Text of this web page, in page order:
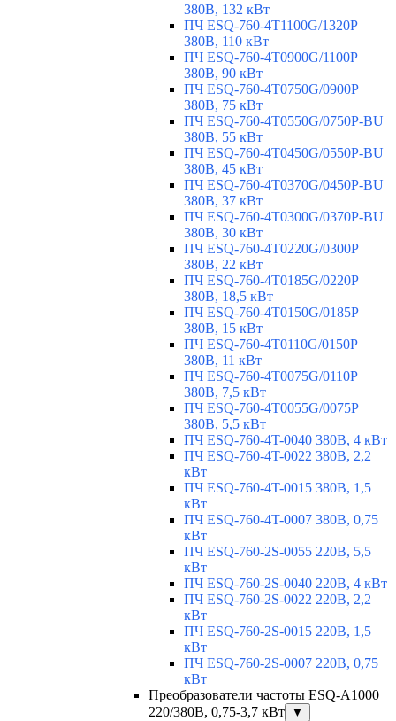
380В, 132 кВт
ПЧ ESQ-760-4T1100G/1320P
380В, 110 кВт
ПЧ ESQ-760-4T0900G/1100P
380В, 90 кВт
ПЧ ESQ-760-4T0750G/0900P
380В, 75 кВт
ПЧ ESQ-760-4T0550G/0750P-BU
380В, 55 кВт
ПЧ ESQ-760-4T0450G/0550P-BU
380В, 45 кВт
ПЧ ESQ-760-4T0370G/0450P-BU
380В, 37 кВт
ПЧ ESQ-760-4T0300G/0370P-BU
380В, 30 кВт
ПЧ ESQ-760-4T0220G/0300P
380В, 22 кВт
ПЧ ESQ-760-4T0185G/0220P
380В, 18,5 кВт
ПЧ ESQ-760-4T0150G/0185P
380В, 15 кВт
ПЧ ESQ-760-4T0110G/0150P
380В, 11 кВт
ПЧ ESQ-760-4T0075G/0110P
380В, 7,5 кВт
ПЧ ESQ-760-4T0055G/0075P
380В, 5,5 кВт
ПЧ ESQ-760-4T-0040 380В, 4 кВт
ПЧ ESQ-760-4T-0022 380В, 2,2
кВт
ПЧ ESQ-760-4T-0015 380В, 1,5
кВт
ПЧ ESQ-760-4T-0007 380В, 0,75
кВт
ПЧ ESQ-760-2S-0055 220В, 5,5
кВт
ПЧ ESQ-760-2S-0040 220В, 4 кВт
ПЧ ESQ-760-2S-0022 220В, 2,2
кВт
ПЧ ESQ-760-2S-0015 220В, 1,5
кВт
ПЧ ESQ-760-2S-0007 220В, 0,75
кВт
Преобразователи частоты ESQ-A1000
220/380В, 0,75-3,7 кВт
▼